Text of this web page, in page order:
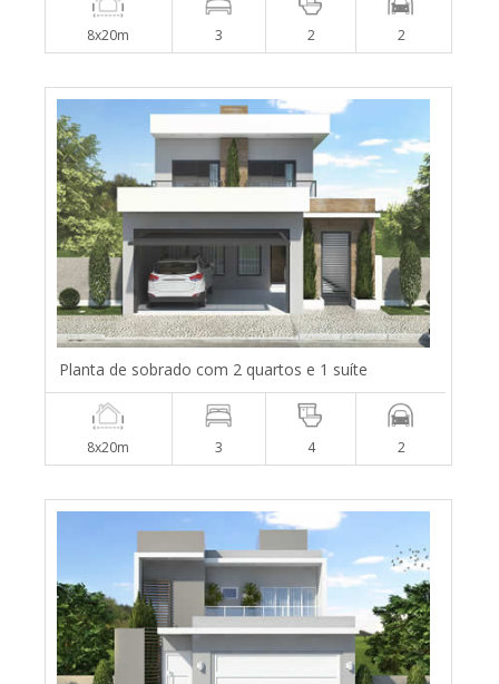
8x20m 3 2 2
Planta de sobrado com 2 quartos e 1 suíte
8x20m 3 4 2